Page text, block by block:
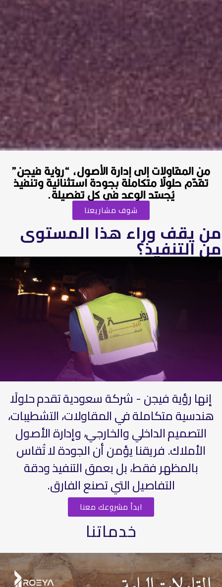
يُجسّد الوعد في كل تفصيلة.​
شوف مشاريعنا
من يقف وراء هذا المستوى
من التنفيذ؟
إنها رؤية فيجن - شركة سعودية تقدم حلولًا
هندسية متكاملة في المقاولات، التشطيبات،
التصميم الداخلي والخارجي، وإدارة الأصول
الأملاك. فريقنا يؤمن أن الجودة لا تُقاس
بالمظهر فقط، بل بعمق التنفيذ ودقة
التفاصيل التي تصنع الفارق.
ابدأ مشروعك معنا
خدماتنا